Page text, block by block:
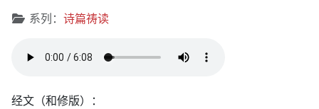
文章信息
系列： 诗篇祷读
经文（和修版）：